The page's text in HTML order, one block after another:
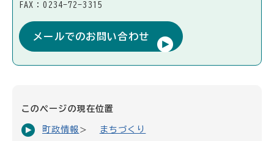
FAX：0234-72-3315
メールでのお問い合わせ
このページの現在位置
町政情報 まちづくり